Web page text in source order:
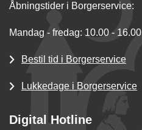
Åbningstider i Borgerservice:
Mandag - fredag: 10.00 - 16.00
Bestil tid i Borgerservice
Lukkedage i Borgerservice
Digital Hotline